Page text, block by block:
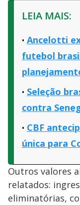
LEIA MAIS:
Ancelotti
futebol
Seleção
contra
CBF
única para
Outros valores
relatados:
eliminatórias,